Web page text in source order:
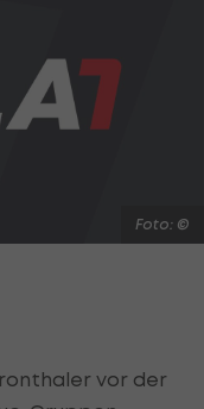
Foto: ©
vor der